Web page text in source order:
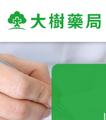
大
樹
連